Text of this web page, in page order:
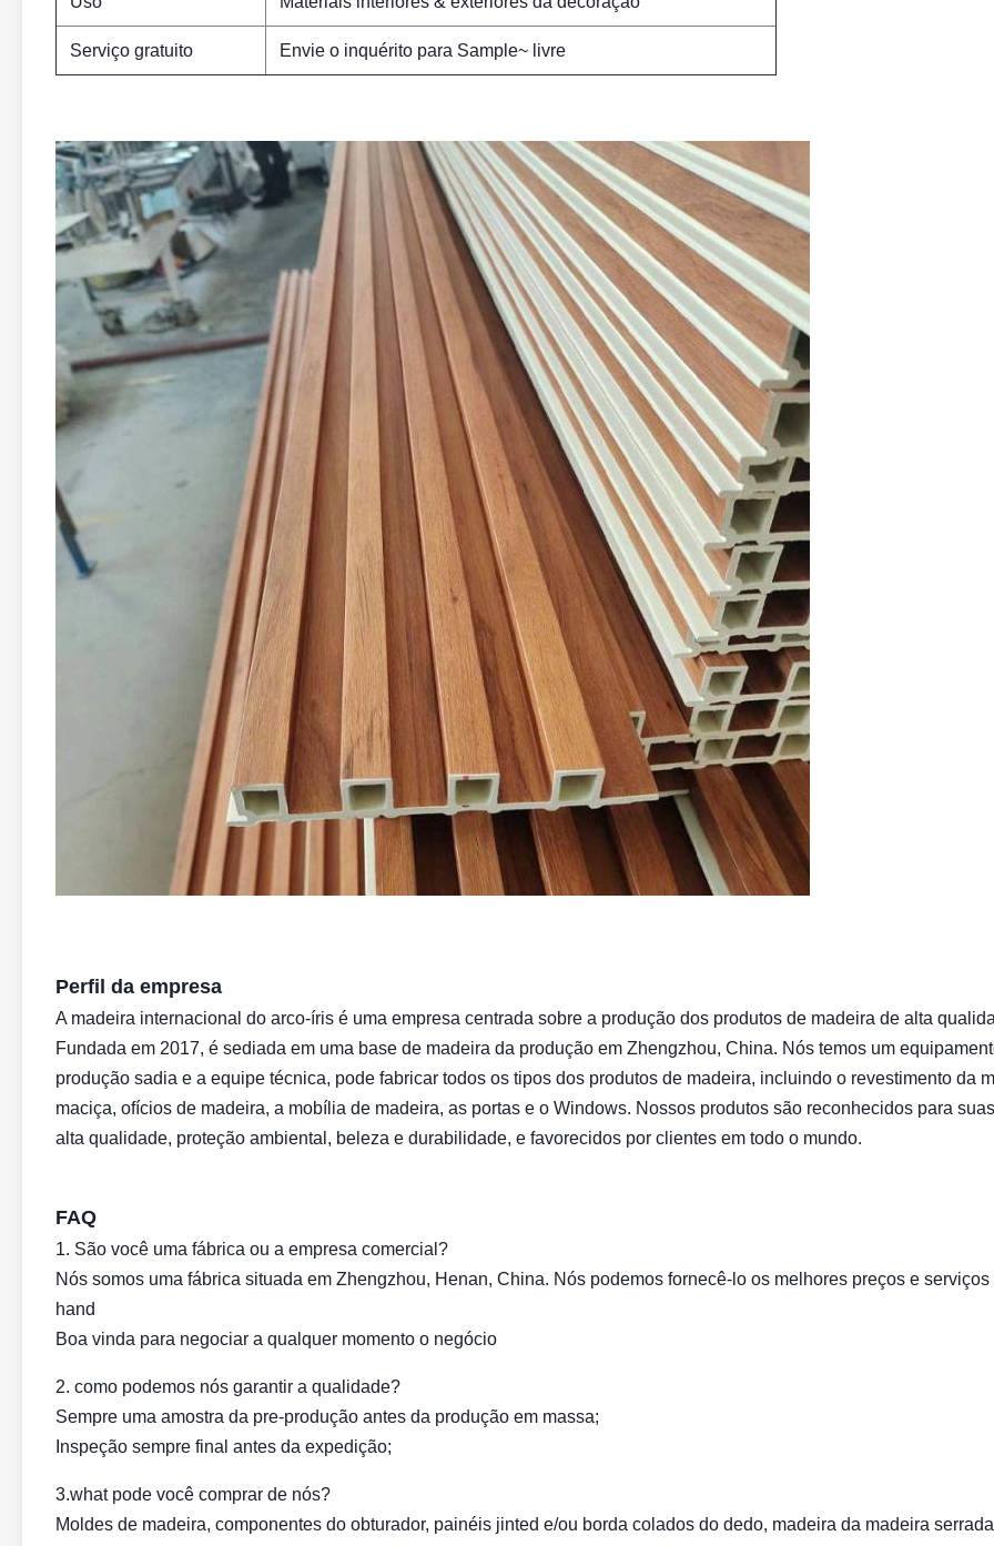
Serviço gratuito Envie o inquérito para Sample~ livre
Perfil da empresa
A madeira internacional do arco-íris é uma empresa centrada sobre a produção dos produtos de madeira de alta
Fundada em 2017, é sediada em uma base de madeira da produção em Zhengzhou, China. Nós temos um
produção sadia e a equipe técnica, pode fabricar todos os tipos dos produtos de madeira, incluindo o revestimento da
maciça, ofícios de madeira, a mobília de madeira, as portas e o Windows. Nossos produtos são reconhecidos para
alta qualidade, proteção ambiental, beleza e durabilidade, e favorecidos por clientes em todo o mundo.
FAQ
1. São você uma fábrica ou a empresa comercial?
Nós somos uma fábrica situada em Zhengzhou, Henan, China. Nós podemos fornecê-lo os melhores preços e serviços
hand
Boa vinda para negociar a qualquer momento o negócio
2. como podemos nós garantir a qualidade?
Sempre uma amostra da pre-produção antes da produção em massa;
Inspeção sempre final antes da expedição;
3.what pode você comprar de nós?
Moldes de madeira, componentes do obturador, painéis jinted e/ou borda colados do dedo, madeira da madeira